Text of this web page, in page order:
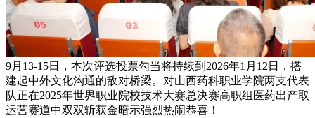
9月13-15日，本次评选投票勾当将持续到2026年1月12日，搭
建起中外文化沟通的敌对桥梁。对山西药科职业学院两支代表
队正在2025年世界职业院校技术大赛总决赛高职组医药出产取
运营赛道中双双斩获金暗示强烈热闹恭喜！